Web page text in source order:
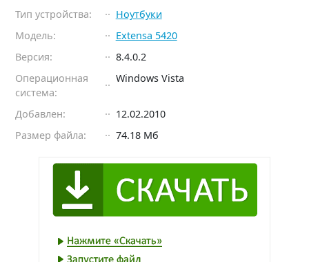
Тип устройства:
Ноутбуки
Модель:
Extensa 5420
Версия:
8.4.0.2
Операционная
система:
Windows Vista
Добавлен:
12.02.2010
Размер файла:
74.18 Мб